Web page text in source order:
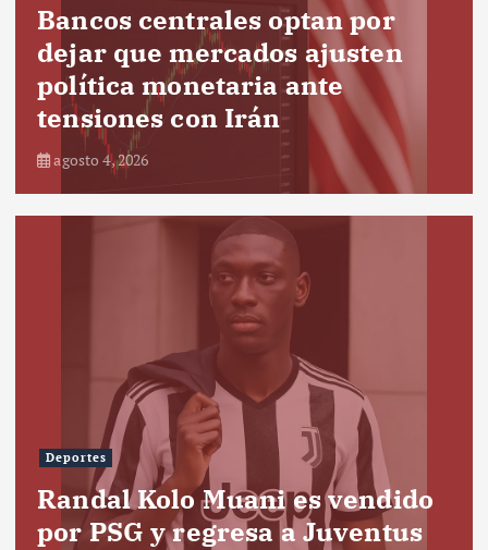
Bancos centrales optan por
dejar que mercados ajusten
política monetaria ante
tensiones con Irán
agosto 4, 2026
Deportes
Randal Kolo Muani es vendido
por PSG y regresa a Juventus